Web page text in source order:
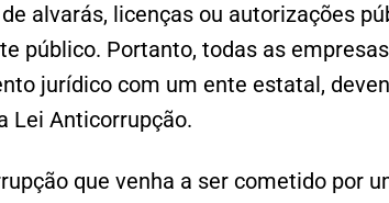
alvarás, licenças ou autorizações
público. Portanto, todas as
jurídico com um ente estatal,
Lei Anticorrupção.
que venha a ser cometido por